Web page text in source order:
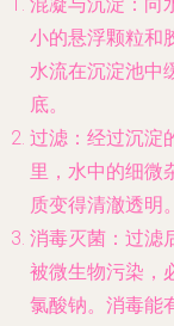
小的悬浮颗粒和
水流在沉淀池中
底。
过滤 ：经过沉
里，水中的细微
质变得清澈透明
消毒灭菌 ：过
被微生物污染，
氯酸钠。消毒能